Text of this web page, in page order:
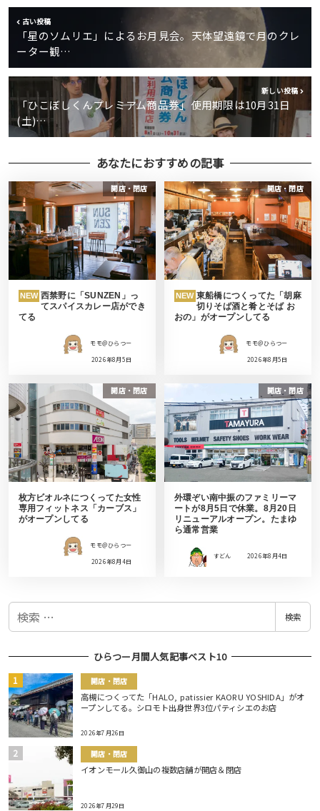
古い投稿
「星のソムリエ」によるお月見会。天体望遠鏡で月のクレ
ーター観…
新しい投稿
「ひこぼしくんプレミアム商品券」使用期限は10月31日
(土)…
あなたにおすすめの記事
開店・閉店
NEW 西禁野に「SUNZEN」っ
てスパイスカレー店ができ
てる
モモ＠ひらつー
2026年8月5日
開店・閉店
NEW 東船橋につくってた「胡麻
切りそば酒と肴とそば お
おの」がオープンしてる
モモ＠ひらつー
2026年8月5日
開店・閉店
枚方ビオルネにつくってた女性
専用フィットネス「カーブス」
がオープンしてる
モモ＠ひらつー
2026年8月4日
開店・閉店
外環ぞい南中振のファミリーマ
ートが8月5日で休業。8月20日
リニューアルオープン。たまゆ
ら通常営業
すどん 2026年8月4日
検
検索
ひらつー月間人気記事ベスト10
開店・閉店
高槻につくってた「HALO, patissier KAORU YOSHIDA」がオ
ープンしてる。シロモト出身世界3位パティシエのお店
2026年7月26日
開店・閉店
イオンモール久御山の複数店舗が開店＆閉店
2026年7月29日